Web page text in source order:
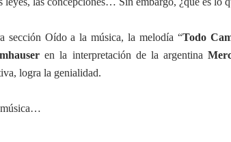
sección Oído a la música, la melodía “Todo
en la interpretación de la argentina
logra la genialidad.